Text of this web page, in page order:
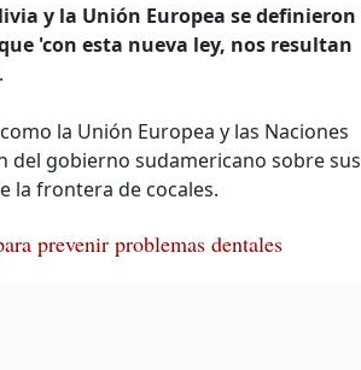
y la Unión Europea se definieron
'con esta nueva ley, nos resultan
la Unión Europea y las Naciones
del gobierno sudamericano sobre sus
la frontera de cocales.
prevenir problemas dentales